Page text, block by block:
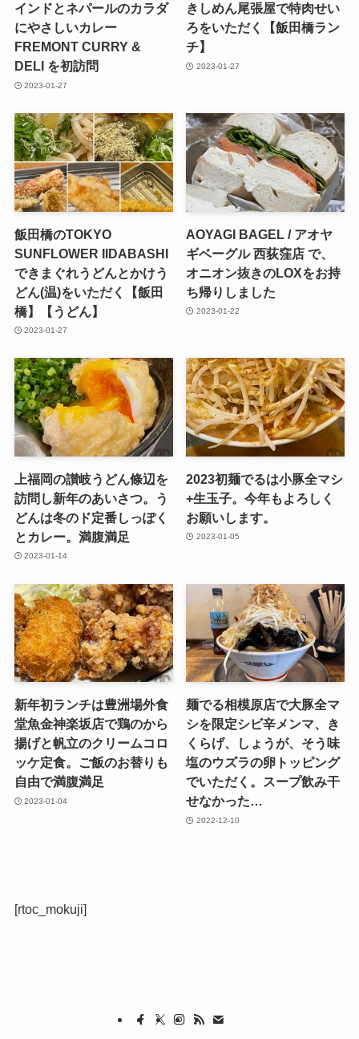
インドとネパールのカラダ
にやさしいカレー
FREMONT CURRY &
DELI を初訪問
2023-01-27
きしめん尾張屋で特肉せい
ろをいただく【飯田橋ラン
チ】
2023-01-27
飯田橋のTOKYO
SUNFLOWER IIDABASHI
できまぐれうどんとかけう
どん(温)をいただく【飯田
橋】【うどん】
2023-01-27
AOYAGI BAGEL / アオヤ
ギベーグル 西荻窪店 で、
オニオン抜きのLOXをお持
ち帰りしました
2023-01-22
上福岡の讃岐うどん條辺を
訪問し新年のあいさつ。う
どんは冬のド定番しっぽく
とカレー。満腹満足
2023-01-14
2023初麺でるは小豚全マシ
+生玉子。今年もよろしく
お願いします。
2023-01-05
新年初ランチは豊洲場外食
堂魚金神楽坂店で鶏のから
揚げと帆立のクリームコロ
ッケ定食。ご飯のお替りも
自由で満腹満足
2023-01-04
麺でる相模原店で大豚全マ
シを限定シビ辛メンマ、き
くらげ、しょうが、そう味
塩のウズラの卵トッピング
でいただく。スープ飲み干
せなかった…
2022-12-10
[rtoc_mokuji]